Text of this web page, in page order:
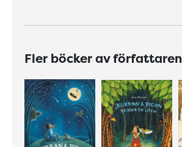
Fler böcker av författaren